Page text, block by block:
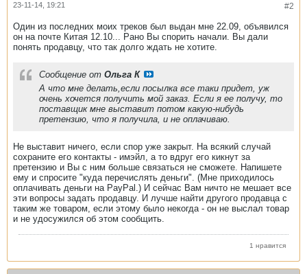
#2
23-11-14, 19:21
Один из последних моих треков был выдан мне 22.09, объявился
он на почте Китая 12.10... Рано Вы спорить начали. Вы дали
понять продавцу, что так долго ждать не хотите.
Сообщение от Ольга К
А что мне делать,если посылка все таки придет, уж
очень хочется получить мой заказ. Если я ее получу, то
поставщик мне выставит потом какую-нибудь
претензию, что я получила, и не оплачиваю.
Не выставит ничего, если спор уже закрыт. На всякий случай
сохраните его контакты - имэйл, а то вдруг его кикнут за
претензию и Вы с ним больше связаться не сможете. Напишете
ему и спросите "куда перечислять деньги". (Мне приходилось
оплачивать деньги на PayPal.) И сейчас Вам ничто не мешает все
эти вопросы задать продавцу. И лучше найти другого продавца с
таким же товаром, если этому было некогда - он не выслал товар
и не удосужился об этом сообщить.
1 нравится